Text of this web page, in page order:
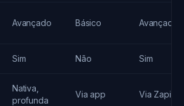
Avançado Básico Avançado
Sim Não Sim
Nativa,
profunda
Via app Via Zapier